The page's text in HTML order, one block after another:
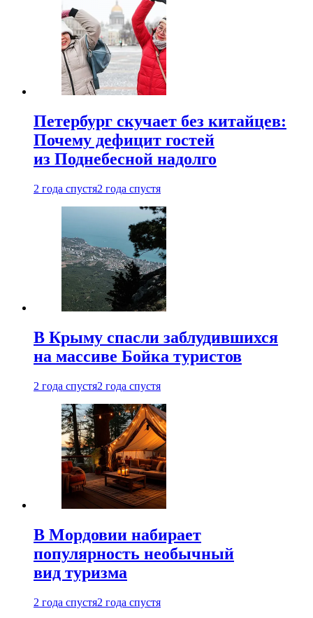
Петербург скучает без китайцев:
Почему дефицит гостей
из Поднебесной надолго
2 года спустя2 года спустя
В Крыму спасли заблудившихся
на массиве Бойка туристов
2 года спустя2 года спустя
В Мордовии набирает
популярность необычный
вид туризма
2 года спустя2 года спустя